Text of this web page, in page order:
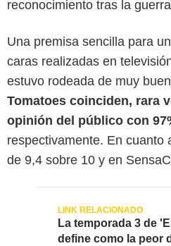
reconocimiento tras la
Una premisa sencilla para
caras realizadas en
estuvo rodeada de muy
Tomatoes coinciden, rara
opinión del público con
respectivamente. En cuanto
de 9,4 sobre 10 y en
La temporada 3 de
define como la peor